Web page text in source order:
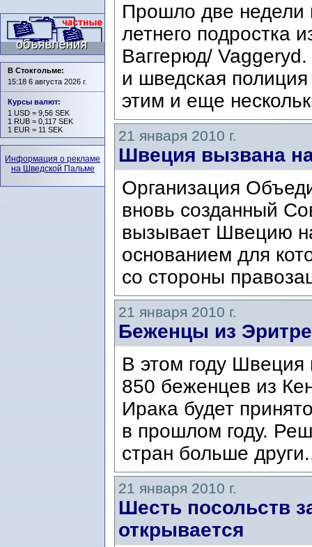
Прошло две недели
летнего подростка
Ваггерюд/
и шведская
этим и еще
21 января 2010 г.
Швеция вызвана
Организация
вновь созданный
вызывает Швецию
основанием для
со стороны
21 января 2010 г.
Беженцы из
В этом году
850 беженцев из
Ирака будет
в прошлом году.
стран больше
21 января 2010 г.
Шесть посольств
открывается
В Стокгольме:
15:18 6 августа 2026 г.
Курсы валют:
1 USD = 9,56 SEK
1 RUB = 0,117 SEK
1 EUR = 11 SEK
Информация о рекламе
на Шведской Пальме